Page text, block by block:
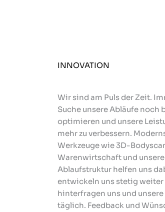
INNOVATION
Wir sind am Puls der Zeit.
Suche unsere Abläufe noch
optimieren und unsere
mehr zu verbessern.
Werkzeuge wie 3D-
Warenwirtschaft und unsere
Ablaufstruktur helfen uns
entwickeln uns stetig weiter
hinterfragen uns und
täglich. Feedback und